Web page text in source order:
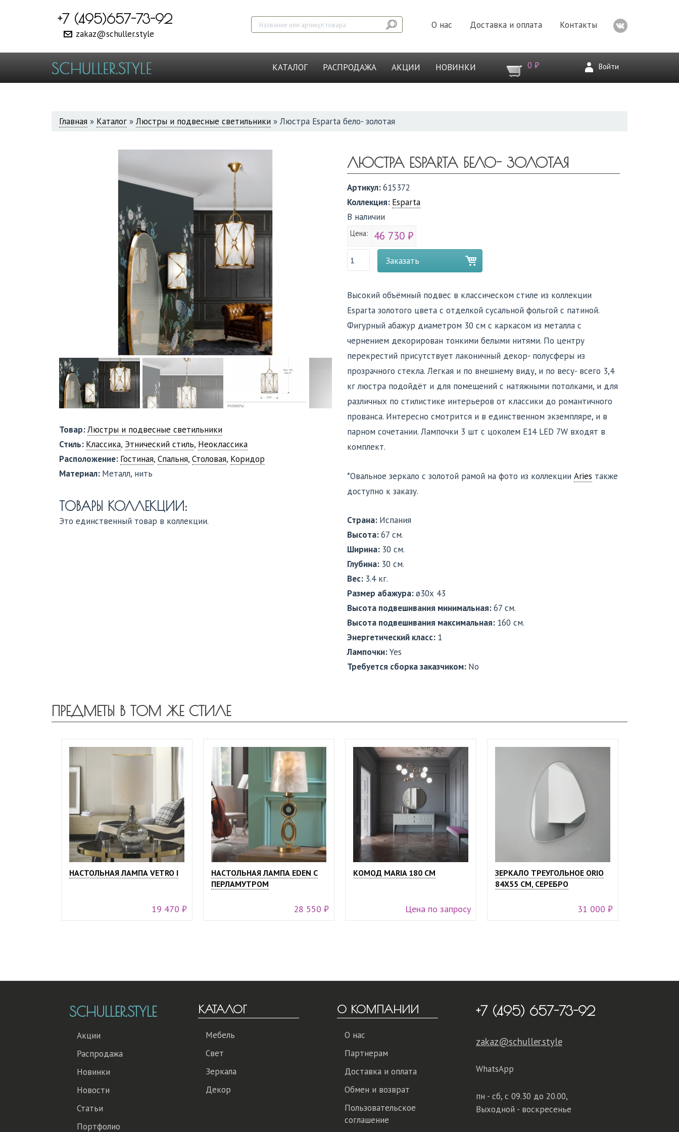
+7 (495)657-73-92
zakaz@schuller.style
О нас Доставка и оплата Контакты
КАТАЛОГ РАСПРОДАЖА АКЦИИ НОВИНКИ 0 ₽ Войти
ВЫ
Главная » Каталог » Люстры и подвесные светильники » Люстра Esparta бело- золотая
Товар:Люстры и подвесные светильники
Стиль: Классика, Этнический стиль, Неоклассика
Расположение: Гостиная, Спальня, Столовая, Коридор
Материал: Металл, нить
ТОВАРЫ КОЛЛЕКЦИИ:
Это единственный товар в коллекции.
ЛЮСТРА ESPARTA БЕЛО- ЗОЛОТАЯ
Артикул:615372
Коллекция: Esparta
В наличии
Цена: 46 730 ₽
Заказать
Высокий объёмный подвес в классическом стиле из коллекции
Esparta золотого цвета с отделкой сусальной фольгой с патиной.
Фигурный абажур диаметром 30 см с каркасом из металла с
чернением декорирован тонкими белыми нитями. По центру
перекрестий присутствует лаконичный декор- полусферы из
прозрачного стекла. Легкая и по внешнему виду, и по весу- всего 3,4
кг люстра подойдёт и для помещений с натяжными потолками, и для
различных по стилистике интерьеров от классики до романтичного
прованса. Интересно смотрится и в единственном экземпляре, и в
парном сочетании. Лампочки 3 шт с цоколем E14 LED 7W входят в
комплект.
*Овальное зеркало с золотой рамой на фото из коллекции Aries также
доступно к заказу.
Страна: Испания
Высота:67 см.
Ширина: 30 см.
Глубина: 30 см.
Вес: 3.4 кг.
Размер абажура:ø30х 43
Высота подвешивания минимальная:67 см.
Высота подвешивания максимальная: 160 см.
Энергетический класс: 1
Лампочки:Yes
Требуется сборка заказчиком: No
ПРЕДМЕТЫ В ТОМ ЖЕ СТИЛЕ
НАСТОЛЬНАЯ ЛАМПА VETRO I
19 470 ₽
НАСТОЛЬНАЯ ЛАМПА EDEN С
ПЕРЛАМУТРОМ
28 550 ₽
КОМОД MARIA 180 СМ
Цена по запросу
ЗЕРКАЛО ТРЕУГОЛЬНОЕ ORIO
84Х55 СМ, СЕРЕБРО
31 000 ₽
SCHULLER.STYLE
Акции
Распродажа
Новинки
Новости
Статьи
Портфолио
КАТАЛОГ
Мебель
Свет
Зеркала
Декор
О КОМПАНИИ
О нас
Партнерам
Доставка и оплата
Обмен и возврат
Пользовательское
соглашение
+7 (495) 657-73-92
zakaz@schuller.style
WhatsApp
пн - сб, с 09.30 до 20.00,
Выходной - воскресенье